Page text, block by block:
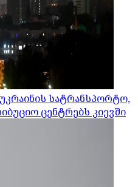
სატრანსპორტო,
ცენტრებს კიევში